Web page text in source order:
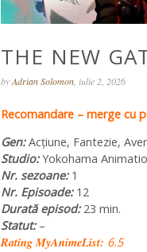
THE NEW
byAdrian Solomon , iulie 2, 2026
Recomandare – merge cu
Gen:Acțiune, Fantezie,
Studio:Yokohama
Nr. sezoane:1
Nr. Episoade:12
Durată episod:23 min.
Statut:–
Rating MyAnimeList: 6.5